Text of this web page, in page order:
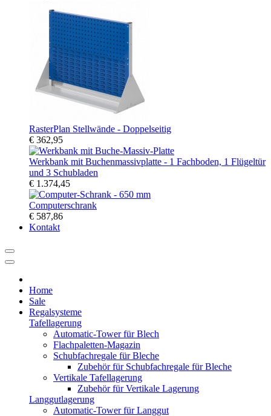
RasterPlan Stellwände - Doppelseitig
€ 362,95
Werkbank mit Buchenmassivplatte - 1 Fachboden, 1 Flügeltür
und 3 Schubladen
€ 1.374,45
Computerschrank
€ 587,86
Kontakt
Home
Sale
Regalsysteme
Tafellagerung
Automatic-Tower für Blech
Flachpaletten-Magazin
Schubfachregale für Bleche
Zubehör für Schubfachregale für Bleche
Vertikale Tafellagerung
Zubehör für Vertikale Lagerung
Langgutlagerung
Automatic-Tower für Langgut